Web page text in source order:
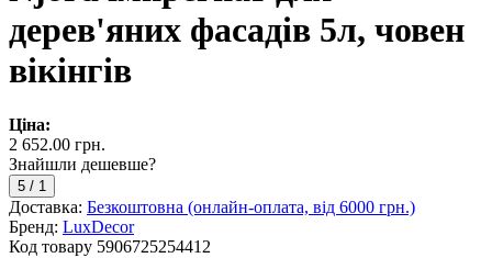
дерев'яних фасадів 5л, човен
вікінгів
Ціна:
2 652.00 грн.
Знайшли дешевше?
5 / 1
Доставка: Безкоштовна (онлайн-оплата, від 6000 грн.)
Бренд: LuxDecor
Код товару 5906725254412